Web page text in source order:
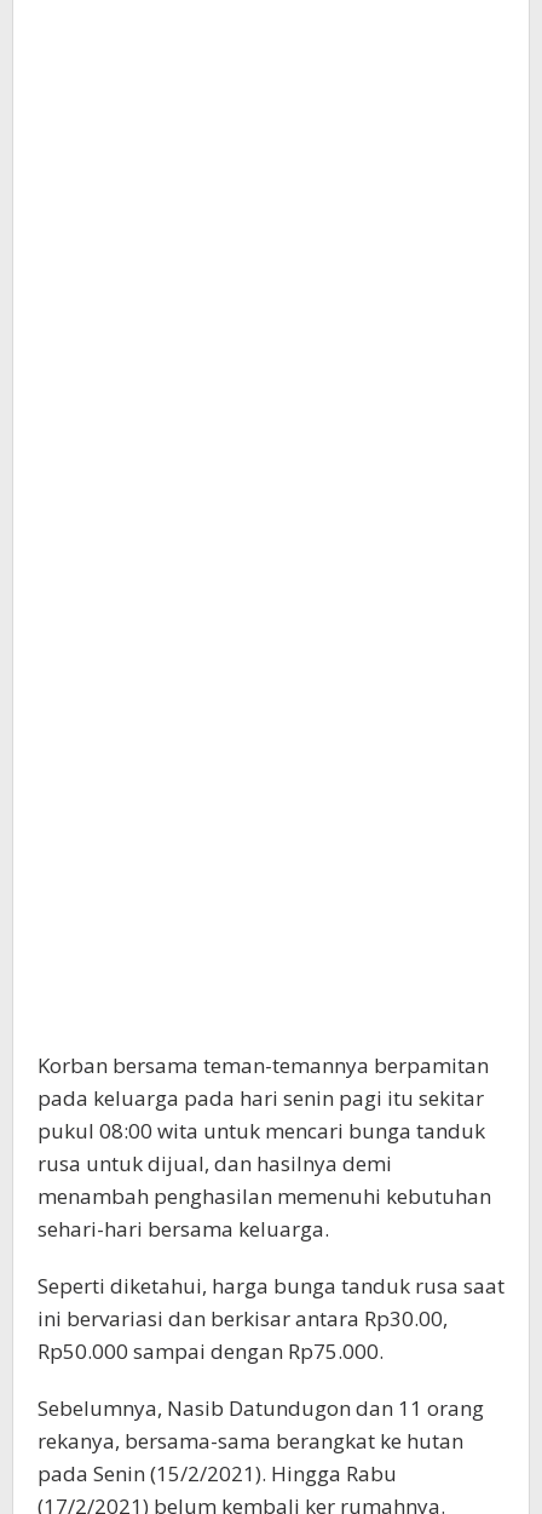
Korban bersama teman-temannya berpamitan
pada keluarga pada hari senin pagi itu sekitar
pukul 08:00 wita untuk mencari bunga tanduk
rusa untuk dijual, dan hasilnya demi
menambah penghasilan memenuhi kebutuhan
sehari-hari bersama keluarga.
Seperti diketahui, harga bunga tanduk rusa saat
ini bervariasi dan berkisar antara Rp30.00,
Rp50.000 sampai dengan Rp75.000.
Sebelumnya, Nasib Datundugon dan 11 orang
rekanya, bersama-sama berangkat ke hutan
pada Senin (15/2/2021). Hingga Rabu
(17/2/2021) belum kembali ker rumahnya.